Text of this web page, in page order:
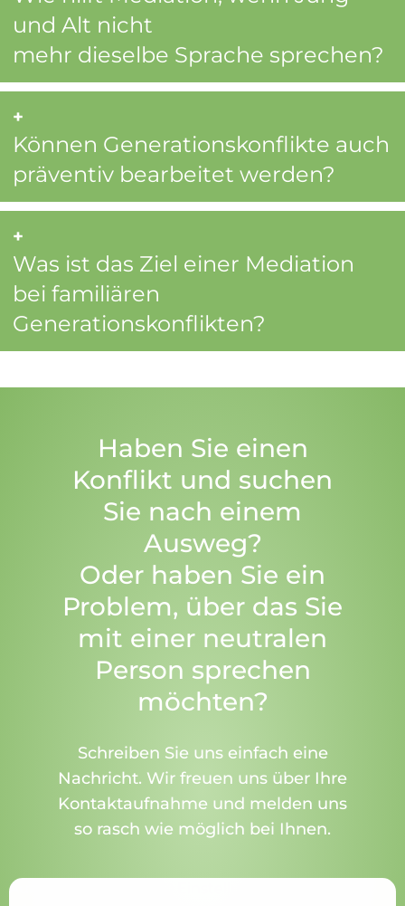
und Alt nicht
mehr dieselbe Sprache sprechen?
Können Generationskonflikte auch
präventiv bearbeitet werden?
Was ist das Ziel einer Mediation
bei familiären
Generationskonflikten?
Haben Sie einen
Konflikt und suchen
Sie nach einem
Ausweg?
Oder haben Sie ein
Problem, über das Sie
mit einer neutralen
Person sprechen
möchten?
Schreiben Sie uns einfach eine
Nachricht. Wir freuen uns über Ihre
Kontaktaufnahme und melden uns
so rasch wie möglich bei Ihnen.
Aufgrund Ihrer DSGVO Einstellungen wird dieser